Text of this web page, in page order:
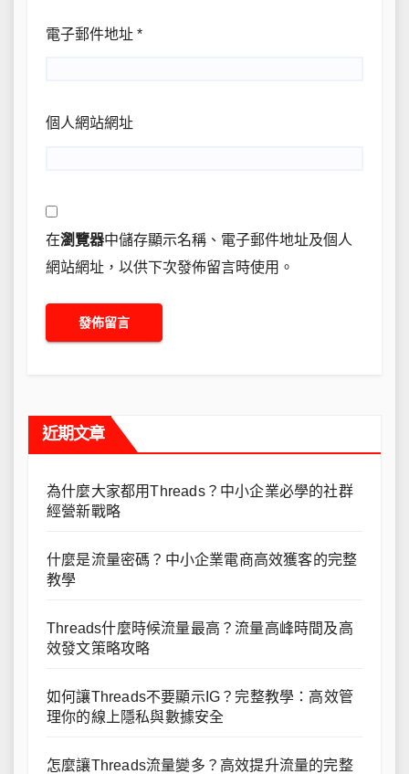
電子郵件地址 *
個人網站網址
在瀏覽器中儲存顯示名稱、電子郵件地址及個人
網站網址，以供下次發佈留言時使用。
近期文章
為什麼大家都用Threads？中小企業必學的社群
經營新戰略
什麼是流量密碼？中小企業電商高效獲客的完整
教學
Threads什麼時候流量最高？流量高峰時間及高
效發文策略攻略
如何讓Threads不要顯示IG？完整教學：高效管
理你的線上隱私與數據安全
怎麼讓Threads流量變多？高效提升流量的完整